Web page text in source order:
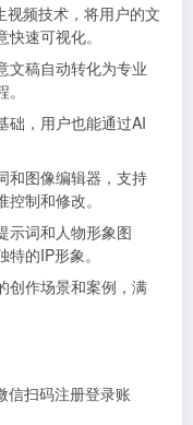
视频技术，将用户的文
速可视化。
文稿自动转化为专业
础，用户也能通过AI
和图像编辑器，支持
制和修改。
示词和人物形象图
的IP形象。
创作场景和案例，满
信扫码注册登录账